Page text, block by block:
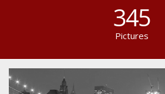
345
Pictures